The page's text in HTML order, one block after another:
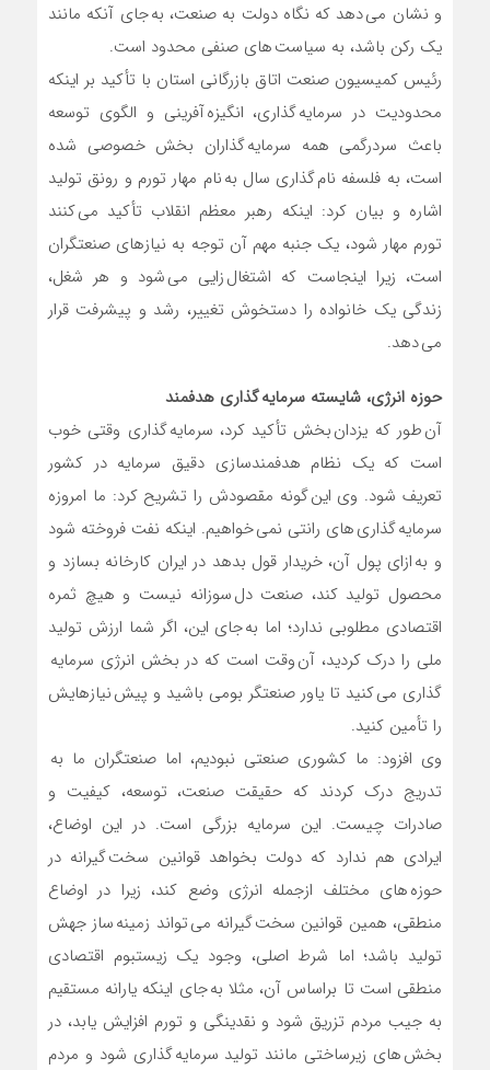
و نشان می دهد که نگاه دولت به صنعت، به جای آنکه مانند
یک رکن باشد، به سیاست های صنفی محدود است.
رئیس کمیسیون صنعت اتاق بازرگانی استان با تأکید بر اینکه
محدودیت در سرمایه گذاری، انگیزه آفرینی و الگوی توسعه
باعث سردرگمی همه سرمایه گذاران بخش خصوصی شده
است، به فلسفه نام گذاری سال به نام مهار تورم و رونق تولید
اشاره و بیان کرد: اینکه رهبر معظم انقلاب تأکید می کنند
تورم مهار شود، یک جنبه مهم آن توجه به نیازهای صنعتگران
است، زیرا اینجاست که اشتغال زایی می شود و هر شغل،
زندگی یک خانواده را دستخوش تغییر، رشد و پیشرفت قرار
می دهد.
حوزه انرژی، شایسته سرمایه گذاری هدفمند
آن طور که یزدان بخش تأکید کرد، سرمایه گذاری وقتی خوب
است که یک نظام هدفمندسازی دقیق سرمایه در کشور
تعریف شود. وی این گونه مقصودش را تشریح کرد: ما امروزه
سرمایه گذاری های رانتی نمی خواهیم. اینکه نفت فروخته شود
و به ازای پول آن، خریدار قول بدهد در ایران کارخانه بسازد و
محصول تولید کند، صنعت دل سوزانه نیست و هیچ ثمره
اقتصادی مطلوبی ندارد؛ اما به جای این، اگر شما ارزش تولید
ملی را درک کردید، آن وقت است که در بخش انرژی سرمایه
گذاری می کنید تا یاور صنعتگر بومی باشید و پیش نیازهایش
را تأمین کنید.
وی افزود: ما کشوری صنعتی نبودیم، اما صنعتگران ما به
تدریج درک کردند که حقیقت صنعت، توسعه، کیفیت و
صادرات چیست. این سرمایه بزرگی است. در این اوضاع،
ایرادی هم ندارد که دولت بخواهد قوانین سخت گیرانه در
حوزه های مختلف ازجمله انرژی وضع کند، زیرا در اوضاع
منطقی، همین قوانین سخت گیرانه می تواند زمینه ساز جهش
تولید باشد؛ اما شرط اصلی، وجود یک زیست‎بوم اقتصادی
منطقی است تا براساس آن، مثلا به جای اینکه یارانه مستقیم
به جیب مردم تزریق شود و نقدینگی و تورم افزایش یابد، در
بخش های زیرساختی مانند تولید سرمایه گذاری شود و مردم